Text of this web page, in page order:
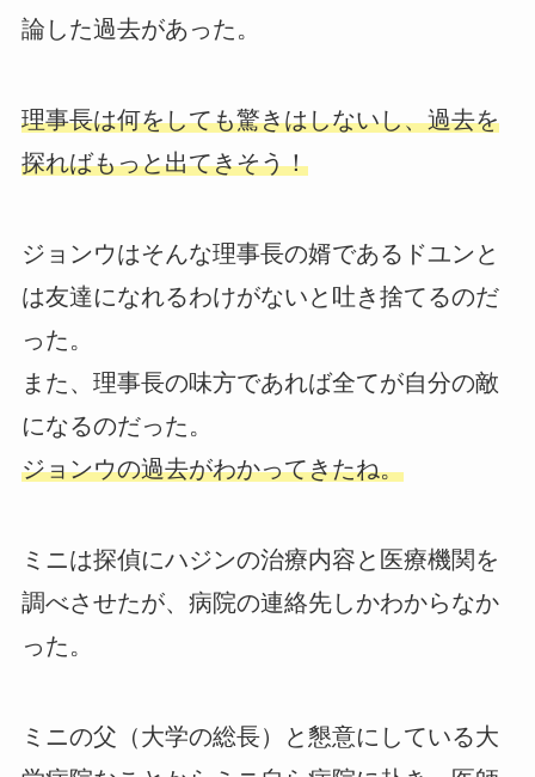
論した過去があった。
理事長は何をしても驚きはしないし、過去を
探ればもっと出てきそう！
ジョンウはそんな理事長の婿であるドユンと
は友達になれるわけがないと吐き捨てるのだ
った。
また、理事長の味方であれば全てが自分の敵
になるのだった。
ジョンウの過去がわかってきたね。
ミニは探偵にハジンの治療内容と医療機関を
調べさせたが、病院の連絡先しかわからなか
った。
ミニの父（大学の総長）と懇意にしている大